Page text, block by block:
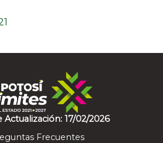
Actualización: 17/02/2026
Frecuentes